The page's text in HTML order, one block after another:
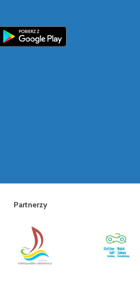
Partnerzy